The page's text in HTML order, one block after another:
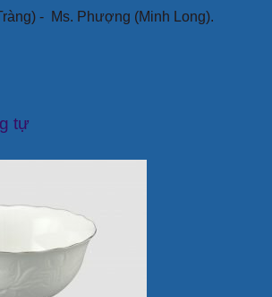
- Ms. Phượng (Minh Long).
tự